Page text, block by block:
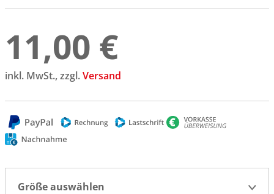
11,00 €
inkl. MwSt., zzgl.Versand
Größe auswählen